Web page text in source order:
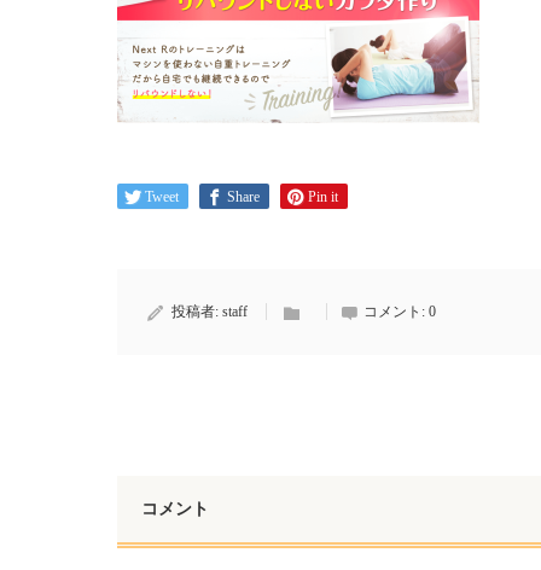
Tweet Share Pin it
投稿者: staff コメント: 0
コメント